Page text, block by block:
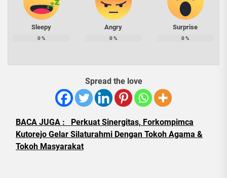
Sleepy
0%
Angry
0%
Surprise
0%
Spread the love
BACA JUGA :
Perkuat Sinergitas, Forkompimca
Kutorejo Gelar Silaturahmi Dengan Tokoh Agama &
Tokoh Masyarakat